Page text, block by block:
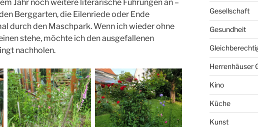
Jahr noch weitere literarische Führungen an –
Berggarten, die Eilenriede oder Ende
durch den Maschpark. Wenn ich wieder ohne
stehe, möchte ich den ausgefallenen
nachholen.
Gesellschaft
Gesundheit
Herrenhäuser
Kino
Küche
Kunst